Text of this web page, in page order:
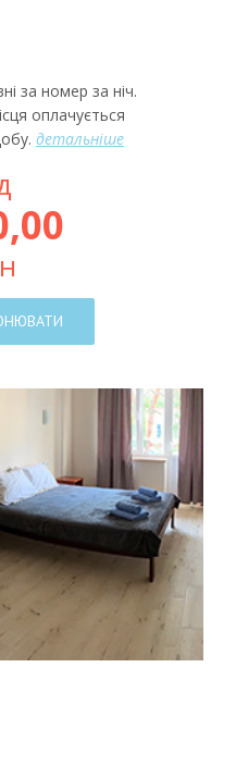
за номер за ніч.
оплачується
детальніше